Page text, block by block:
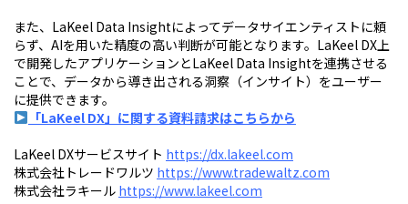
また、LaKeel Data Insightによってデータサイエンティストに頼
らず、AIを用いた精度の高い判断が可能となります。LaKeel DX上
で開発したアプリケーションとLaKeel Data Insightを連携させる
ことで、データから導き出される洞察（インサイト）をユーザー
に提供できます。
「LaKeel DX」に関する資料請求はこちらから
LaKeel DXサービスサイト https://dx.lakeel.com
株式会社トレードワルツ https://www.tradewaltz.com
株式会社ラキール https://www.lakeel.com